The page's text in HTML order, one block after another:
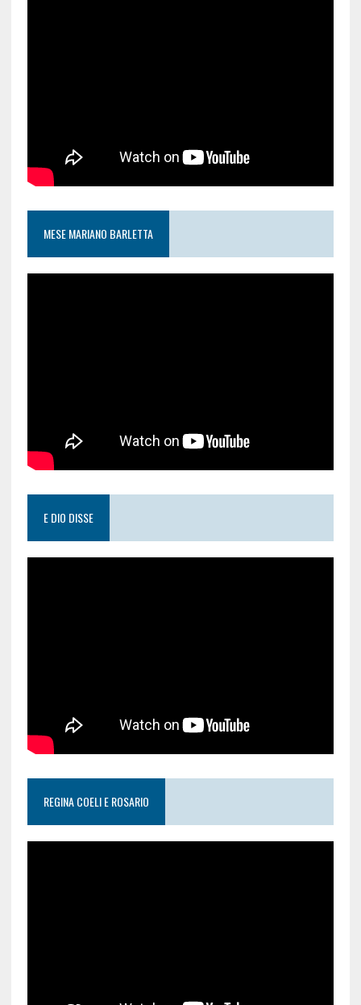
MESE MARIANO BARLETTA
E DIO DISSE
REGINA COELI E ROSARIO